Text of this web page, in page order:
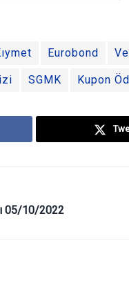
Eurobond
SGMK Kupon
05/10/2022